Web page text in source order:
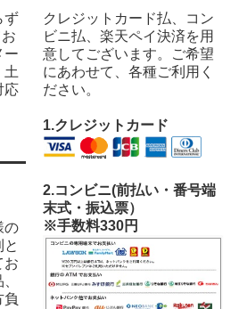
ず
ー
土
応
の
お
負
クレジットカード払、コン
ビニ払、楽天ペイ決済を用
意してございます。ご希望
にあわせて、各種ご利用く
ださい。
1.クレジットカード
2.コンビニ(前払い・番号端
末式・振込票）
※手数料330円